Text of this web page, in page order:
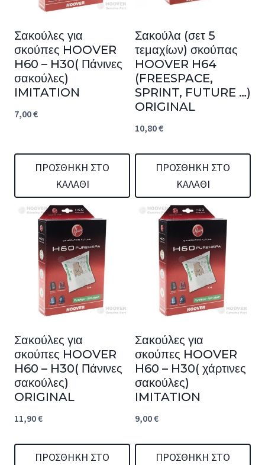
Σακούλες για
σκούπες HOOVER
H60 – H30( Πάνινες
σακούλες)
IMITATION
7,00€
ΠΡΟΣΘΉΚΗ ΣΤΟ
ΚΑΛΆΘΙ
Σακούλα (σετ 5
τεμαχίων) σκούπας
HOOVER H64
(FREESPACE,
SPRINT, FUTURE …)
ORIGINAL
10,80€
ΠΡΟΣΘΉΚΗ ΣΤΟ
ΚΑΛΆΘΙ
Σακούλες για
σκούπες HOOVER
H60 – H30( Πάνινες
σακούλες)
ORIGINAL
11,90€
ΠΡΟΣΘΉΚΗ ΣΤΟ
Σακούλες για
σκούπες HOOVER
H60 – H30( χάρτινες
σακούλες)
IMITATION
9,00€
ΠΡΟΣΘΉΚΗ ΣΤΟ